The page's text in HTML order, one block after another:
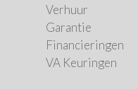
Verhuur
Garantie
Financieringen
VA Keuringen